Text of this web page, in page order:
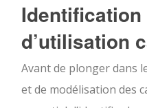
Identification
d’utilisation
Avant de plonger dans
et de modélisation des